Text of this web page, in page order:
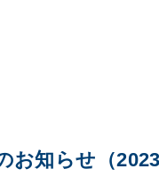
お知らせ（